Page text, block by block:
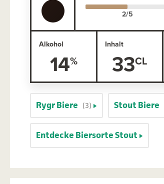
Alkohol
14
Inhalt
33
Rygr Biere (3) Stout Biere
Entdecke Biersorte Stout